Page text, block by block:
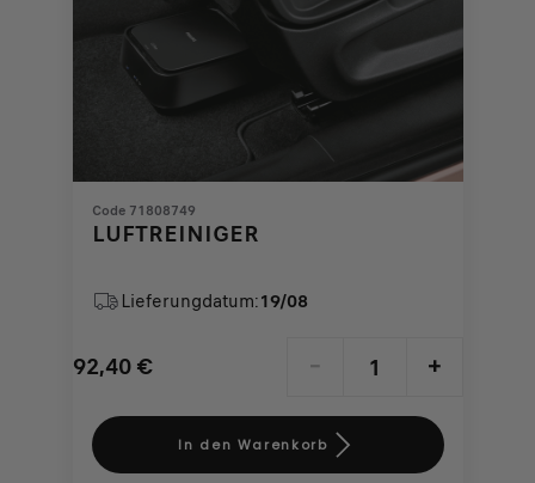
Code 71808749
LUFTREINIGER
Lieferungdatum:19/08
92,40 €
Price
92,40
- +
Quantity
updated
In den Warenkorb